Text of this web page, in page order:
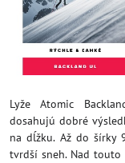
Lyže Atomic
dosahujú dobré
na dĺžku. Až do šírky
tvrdší sneh. Nad touto